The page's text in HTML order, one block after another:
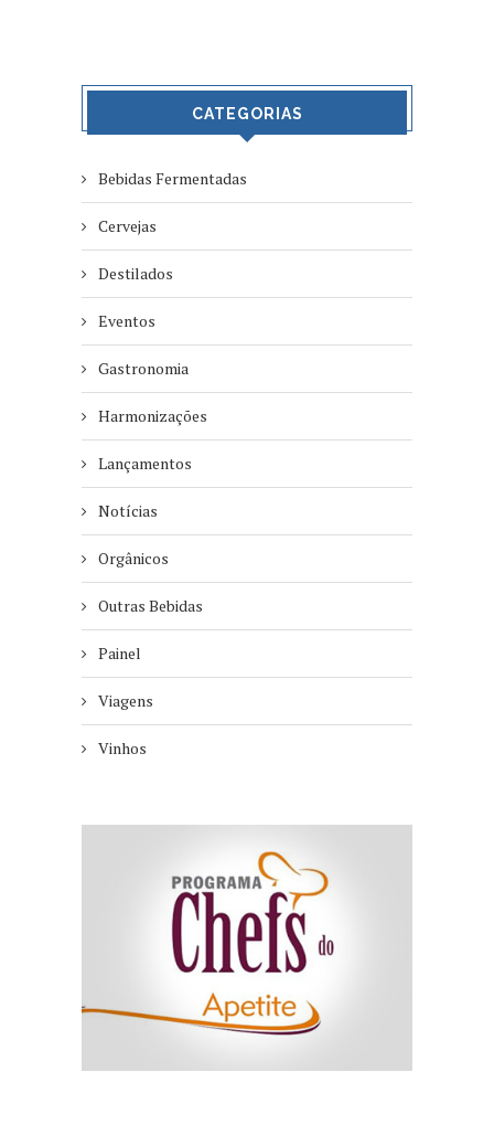
CATEGORIAS
Bebidas Fermentadas
Cervejas
Destilados
Eventos
Gastronomia
Harmonizações
Lançamentos
Notícias
Orgânicos
Outras Bebidas
Painel
Viagens
Vinhos